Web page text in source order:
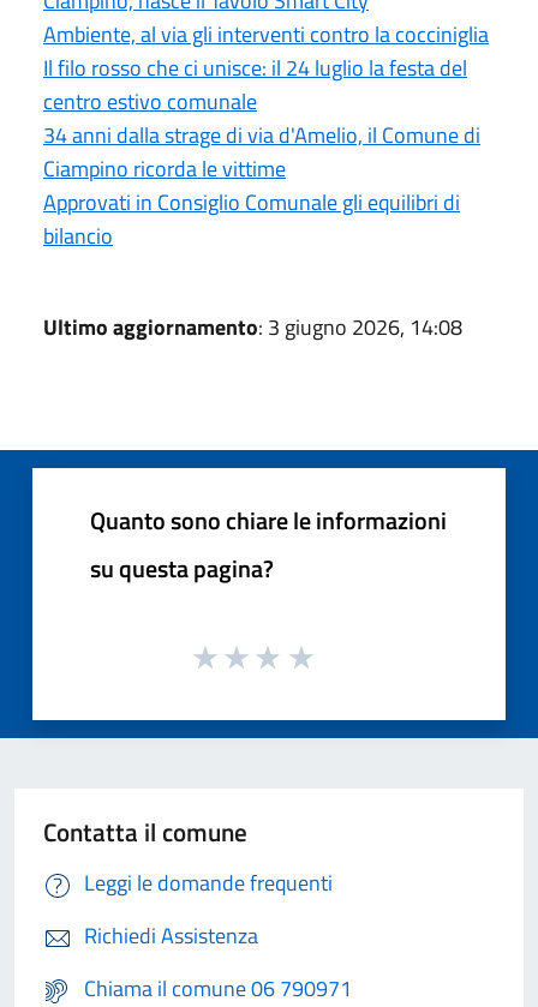
Ambiente, al via gli interventi contro la cocciniglia
Il filo rosso che ci unisce: il 24 luglio la festa del
centro estivo comunale
34 anni dalla strage di via d'Amelio, il Comune di
Ciampino ricorda le vittime
Approvati in Consiglio Comunale gli equilibri di
bilancio
Ultimo aggiornamento: 3 giugno 2026, 14:08
Quanto sono chiare le informazioni
su questa pagina?
Contatta il comune
Leggi le domande frequenti
Richiedi Assistenza
Chiama il comune 06 790971